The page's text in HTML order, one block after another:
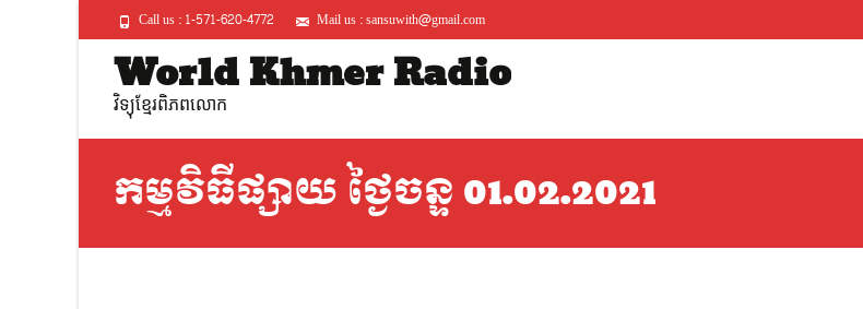
Call us : 1-571-620-4772 Mail us : sansuwith@gmail.com
World Khmer Radio
វិទ្យុខ្មែរពិភពលោក
កម្មវិធីផ្សាយ ថ្ងៃចន្ទ 01.02.2021